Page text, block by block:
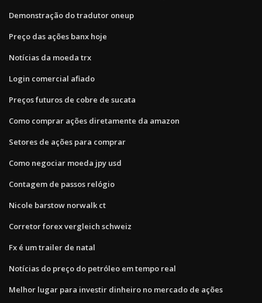
Demonstração do tradutor oneup
Preço das ações banx hoje
Notícias da moeda trx
Login comercial afiado
Preços futuros de cobre de sucata
Como comprar ações diretamente da amazon
Setores de ações para comprar
Como negociar moeda jpy usd
Contagem de passos relógio
Nicole barstow norwalk ct
Corretor forex vergleich schweiz
Fx é um trailer de natal
Notícias do preço do petróleo em tempo real
Melhor lugar para investir dinheiro no mercado de ações